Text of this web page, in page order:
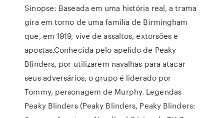
Sinopse: Baseada em uma história real, a trama
gira em torno de uma família de Birmingham
que, em 1919, vive de assaltos, extorsões e
apostas.Conhecida pelo apelido de Peaky
Blinders, por utilizarem navalhas para atacar
seus adversários, o grupo é liderado por
Tommy, personagem de Murphy. Legendas
Peaky Blinders (Peaky Blinders, Peaky Blinders: